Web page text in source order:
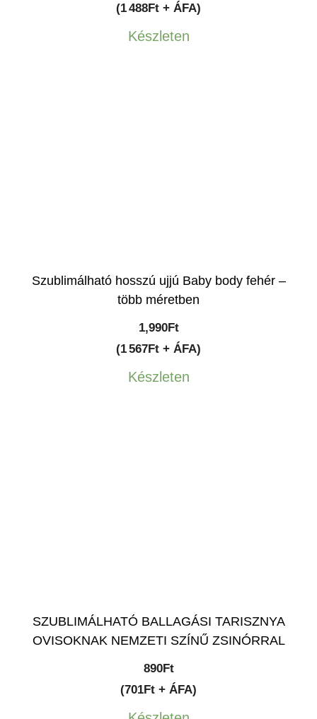
(1 488Ft + ÁFA)
Készleten
Szublimálható hosszú ujjú Baby body fehér –
több méretben
1,990Ft
(1 567Ft + ÁFA)
Készleten
SZUBLIMÁLHATÓ BALLAGÁSI TARISZNYA
OVISOKNAK NEMZETI SZÍNŰ ZSINÓRRAL
890Ft
(701Ft + ÁFA)